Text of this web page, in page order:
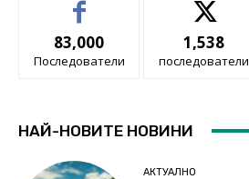
83,000
Последователи
1,538
последователи
НАЙ-НОВИТЕ НОВИНИ
АКТУАЛНО